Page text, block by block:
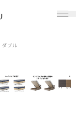
ダブル